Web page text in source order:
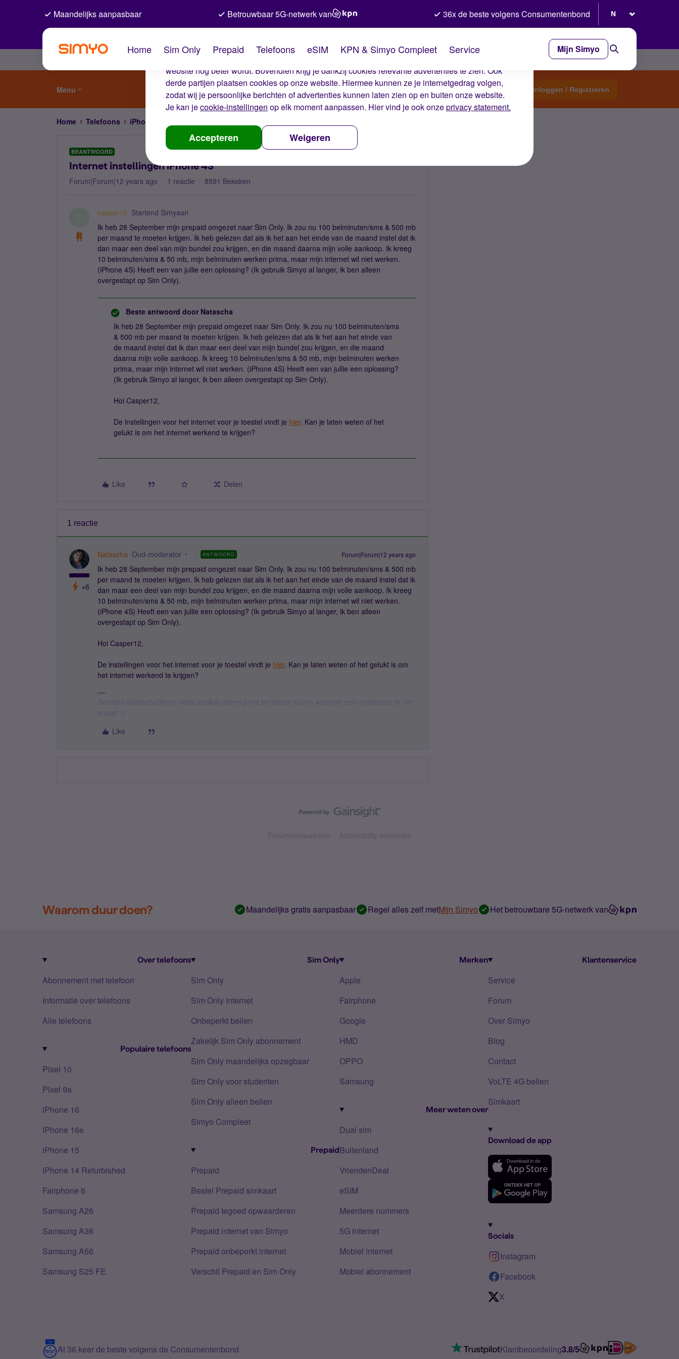
De cookies van Simyo
Wij gebruiken cookies op onze website. Met deze cookies zorgen wij ervoor dat je ervaring op de
website nog beter wordt. Bovendien krijg je dankzij cookies relevante advertenties te zien. Ook
derde partijen plaatsen cookies op onze website. Hiermee kunnen ze je internetgedrag volgen,
zodat wij je persoonlijke berichten of advertenties kunnen laten zien op en buiten onze website.
Je kan jecookie-instellingen op elk moment aanpassen. Hier vind je ook onzeprivacy statement.
Accepteren Weigeren
Maandelijks aanpasbaar Betrouwbaar 5G-netwerk van 36x de beste volgens Consumentenbond
Home Sim Only Prepaid Telefoons eSIM KPN & Simyo Compleet Service Mijn Simyo
Menu Start een topic Inloggen / Registreren
Home Telefoons iPhone / iOS
BEANTWOORD
Internet instellingen iPhone 4S
Forum|Forum|12 years ago 1 reactie 8591 Bekeken
casper12 Startend Simyaan
Ik heb 28 September mijn prepaid omgezet naar Sim Only. Ik zou nu 100 belminuten/sms & 500 mb
per maand te moeten krijgen. Ik heb gelezen dat als ik het aan het einde van de maand instel dat ik
dan maar een deel van mijn bundel zou krijgen, en die maand daarna mijn volle aankoop. Ik kreeg
10 belminuten/sms & 50 mb, mijn belminuten werken prima, maar mijn internet wil niet werken.
(iPhone 4S) Heeft een van jullie een oplossing? (Ik gebruik Simyo al langer, ik ben alleen
overgestapt op Sim Only).
Beste antwoord door Natascha
Ik heb 28 September mijn prepaid omgezet naar Sim Only. Ik zou nu 100 belminuten/sms
& 500 mb per maand te moeten krijgen. Ik heb gelezen dat als ik het aan het einde van
de maand instel dat ik dan maar een deel van mijn bundel zou krijgen, en die maand
daarna mijn volle aankoop. Ik kreeg 10 belminuten/sms & 50 mb, mijn belminuten werken
prima, maar mijn internet wil niet werken. (iPhone 4S) Heeft een van jullie een oplossing?
(Ik gebruik Simyo al langer, ik ben alleen overgestapt op Sim Only).
Hoi Casper12,
De instellingen voor het internet voor je toestel vindt je hier. Kan je laten weten of het
gelukt is om het internet werkend te krijgen?
Like Delen
1 reactie
+6
Natascha Oud-moderator ANTWOORD Forum|Forum|12 years ago
Ik heb 28 September mijn prepaid omgezet naar Sim Only. Ik zou nu 100 belminuten/sms & 500 mb
per maand te moeten krijgen. Ik heb gelezen dat als ik het aan het einde van de maand instel dat ik
dan maar een deel van mijn bundel zou krijgen, en die maand daarna mijn volle aankoop. Ik kreeg
10 belminuten/sms & 50 mb, mijn belminuten werken prima, maar mijn internet wil niet werken.
(iPhone 4S) Heeft een van jullie een oplossing? (Ik gebruik Simyo al langer, ik ben alleen
overgestapt op Sim Only).
Hoi Casper12,
De instellingen voor het internet voor je toestel vindt je hier. Kan je laten weten of het gelukt is om
het internet werkend te krijgen?
Like
Forumvoorwaarden Accessibility statement
Waarom duur doen? Maandelijks gratis aanpasbaar Regel alles zelf metMijn Simyo Het betrouwbare 5G-netwerk van
Over telefoons
Abonnement met telefoon
Informatie over telefoons
Alle telefoons
Populaire telefoons
Pixel 10
Pixel 9a
iPhone 16
iPhone 16e
iPhone 15
iPhone 14 Refurbished
Fairphone 6
Samsung A26
Samsung A36
Samsung A56
Samsung S25 FE
Sim Only
Sim Only
Sim Only internet
Onbeperkt bellen
Zakelijk Sim Only abonnement
Sim Only maandelijks opzegbaar
Sim Only voor studenten
Sim Only alleen bellen
Simyo Compleet
Prepaid
Prepaid
Bestel Prepaid simkaart
Prepaid tegoed opwaarderen
Prepaid internet van Simyo
Prepaid onbeperkt internet
Verschil Prepaid en Sim Only
Merken
Apple
Fairphone
Google
HMD
OPPO
Samsung
Meer weten over
Dual sim
Buitenland
VriendenDeal
eSIM
Meerdere nummers
5G internet
Mobiel internet
Mobiel abonnement
Klantenservice
Service
Forum
Over Simyo
Blog
Contact
VoLTE 4G bellen
Simkaart
Download de app
Socials
Instagram
Facebook
X
Al 36 keer de beste volgens de Consumentenbond Klantbeoordeling3.8/5